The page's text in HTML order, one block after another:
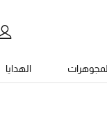
الهدايا